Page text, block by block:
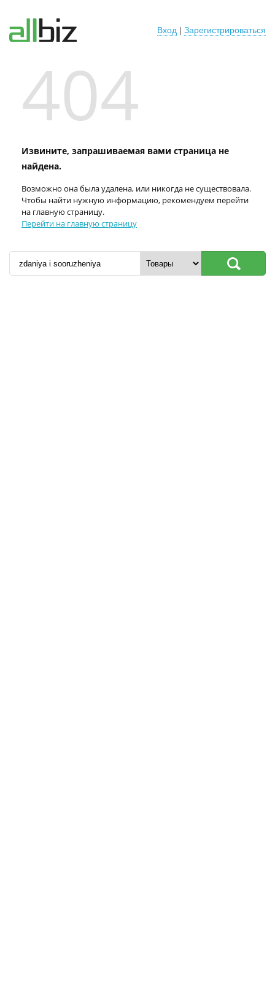
Вход | Зарегистрироваться
404
Извините, запрашиваемая вами страница не
найдена.
Возможно она была удалена, или никогда не существовала.
Чтобы найти нужную информацию, рекомендуем перейти
на главную страницу.
Перейти на главную страницу